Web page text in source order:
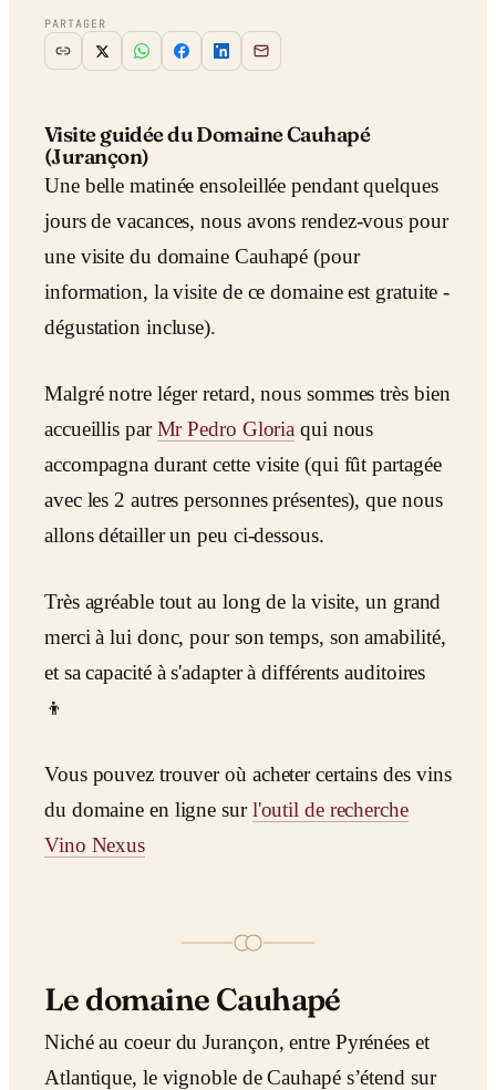
PARTAGER
Visite guidée du Domaine Cauhapé
(Jurançon)
Une belle matinée ensoleillée pendant quelques
jours de vacances, nous avons rendez-vous pour
une visite du domaine Cauhapé (pour
information, la visite de ce domaine est gratuite -
dégustation incluse).
Malgré notre léger retard, nous sommes très bien
accueillis parMr Pedro Gloria qui nous
accompagna durant cette visite (qui fût partagée
avec les 2 autres personnes présentes), que nous
allons détailler un peu ci-dessous.
Très agréable tout au long de la visite, un grand
merci à lui donc, pour son temps, son amabilité,
et sa capacité à s'adapter à différents auditoires
👦
Vous pouvez trouver où acheter certains des vins
du domaine en ligne surl'outil de recherche
Vino Nexus
Le domaine Cauhapé
Niché au coeur du Jurançon, entre Pyrénées et
Atlantique, le vignoble de Cauhapé s’étend sur